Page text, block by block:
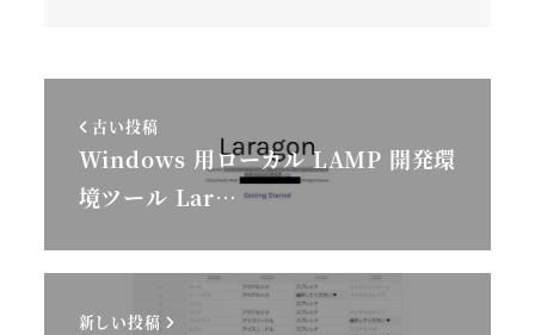
古い投稿
Windows 用ローカル LAMP 開発環
境ツール Lar…
新しい投稿